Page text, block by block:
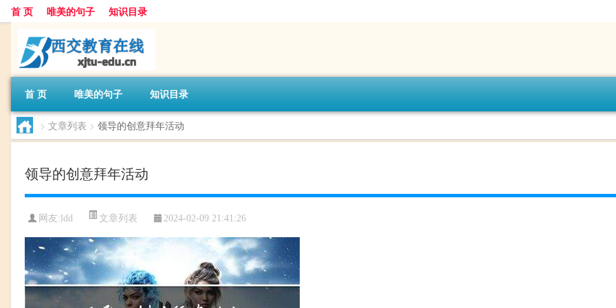
首 页 唯美的句子 知识目录
首 页 唯美的句子 知识目录
> 文章列表 > 领导的创意拜年活动
领导的创意拜年活动
网友: ldd 文章列表 2024-02-09 21:41:26